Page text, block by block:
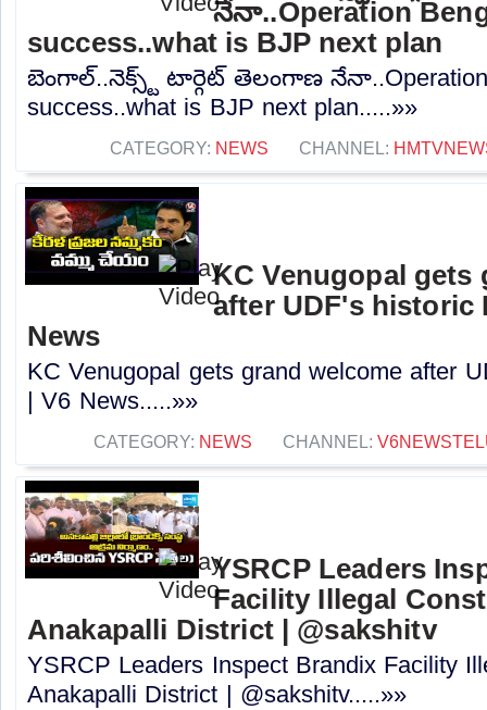
నేనా..Operation
success..what is BJP next plan
బెంగాల్..నెక్స్ట్ టార్గెట్ తెలంగాణ నేనా..Operation
success..what is BJP next plan.....»»
CATEGORY: NEWS CHANNEL:
KC Venugopal gets
after UDF's historic
News
KC Venugopal gets grand welcome after
| V6 News.....»»
CATEGORY: NEWS CHANNEL:
YSRCP Leaders
Facility Illegal
Anakapalli District | @sakshitv
YSRCP Leaders Inspect Brandix Facility
Anakapalli District | @sakshitv.....»»